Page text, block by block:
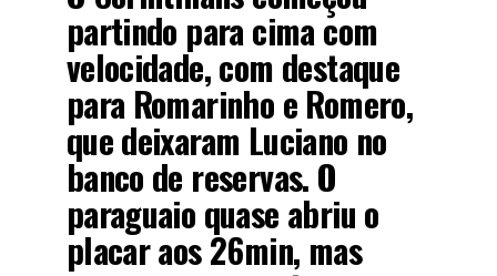
partindo para cima com
velocidade, com destaque
para Romarinho e Romero,
que deixaram Luciano no
banco de reservas. O
paraguaio quase abriu o
placar aos 26min, mas